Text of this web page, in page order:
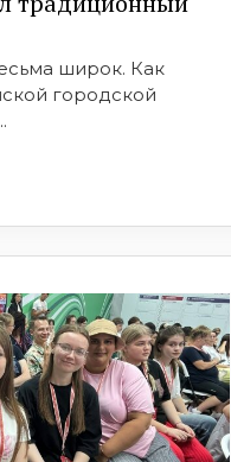
широк. Как
городской